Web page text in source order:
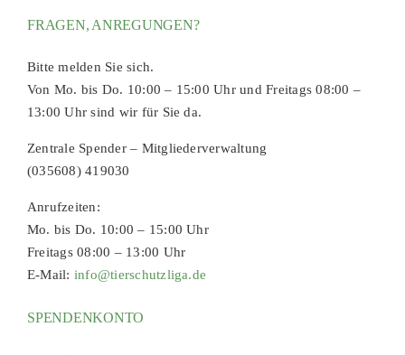
FRAGEN, ANREGUNGEN?
Bitte melden Sie sich.
Von Mo. bis Do. 10:00 – 15:00 Uhr und Freitags 08:00 –
13:00 Uhr sind wir für Sie da.
Zentrale Spender – Mitgliederverwaltung
(035608) 419030
Anrufzeiten:
Mo. bis Do. 10:00 – 15:00 Uhr
Freitags 08:00 – 13:00 Uhr
E-Mail: info@tierschutzliga.de
SPENDENKONTO